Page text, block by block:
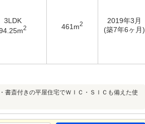
3LDK
2 461m2
2019年3月
(築7年6ヶ月)
書斎付きの平屋住宅でＷＩＣ・ＳＩＣも備えた使